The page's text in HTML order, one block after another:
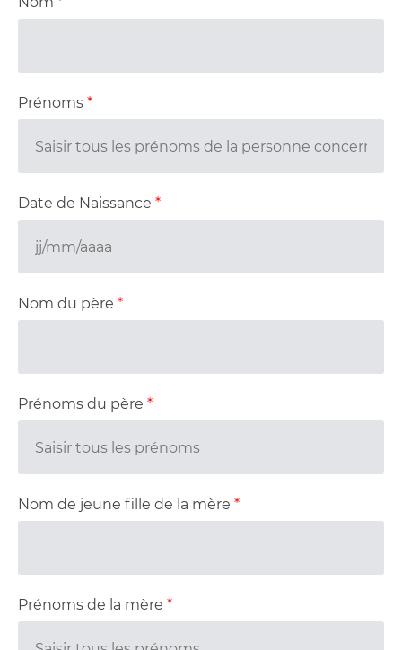
Prénoms *
Date de Naissance *
Nom du père *
Prénoms du père *
Nom de jeune fille de la mère *
Prénoms de la mère *